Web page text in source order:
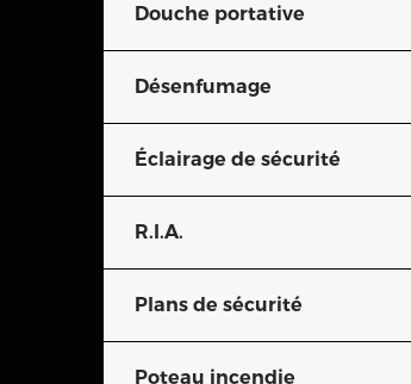
Douche portative
Désenfumage
Éclairage de sécurité
R.I.A.
Plans de sécurité
Poteau incendie